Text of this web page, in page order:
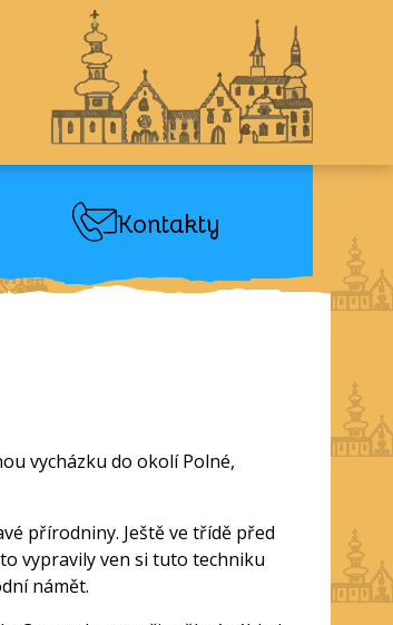
Kontakty
vycházku do okolí Polné,
přírodniny. Ještě ve třídě před
vypravily ven si tuto techniku
námět.